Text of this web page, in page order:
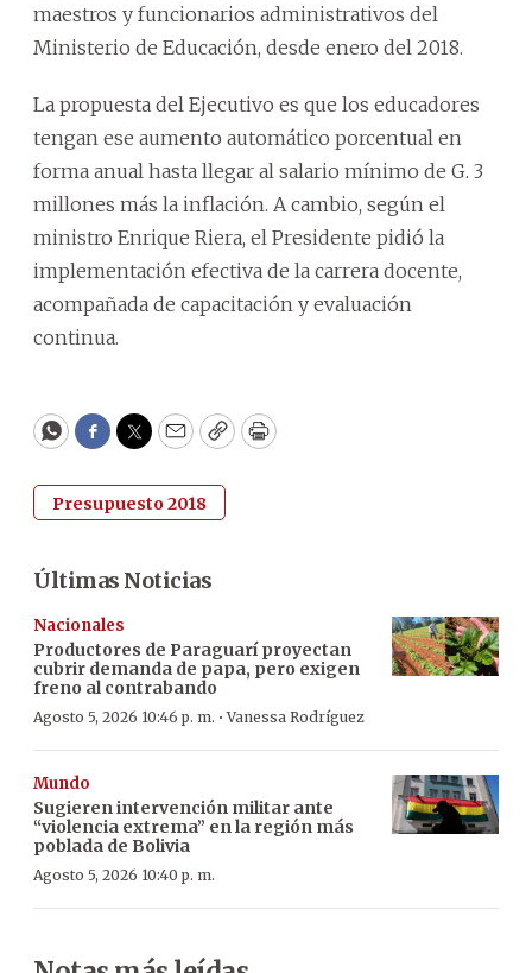
maestros y funcionarios administrativos del
Ministerio de Educación, desde enero del 2018.
La propuesta del Ejecutivo es que los educadores
tengan ese aumento automático porcentual en
forma anual hasta llegar al salario mínimo de G. 3
millones más la inflación. A cambio, según el
ministro Enrique Riera, el Presidente pidió la
implementación efectiva de la carrera docente,
acompañada de capacitación y evaluación
continua.
WhatsApp
Facebook
Twitter
EmailCopyPrint
Presupuesto 2018
Últimas Noticias
Nacionales
Productores de Paraguarí proyectan
cubrir demanda de papa, pero exigen
freno al contrabando
Agosto 5, 2026 10:46 p. m. ·Vanessa Rodríguez
Mundo
Sugieren intervención militar ante
“violencia extrema” en la región más
poblada de Bolivia
Agosto 5, 2026 10:40 p. m.